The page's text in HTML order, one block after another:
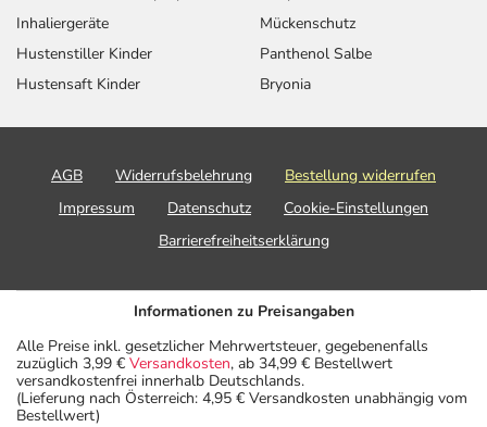
Inhaliergeräte
Hustenstiller Kinder
Hustensaft Kinder
Mückenschutz
Panthenol Salbe
Bryonia
AGB Widerrufsbelehrung
Bestellung widerrufen
Impressum
Datenschutz
Cookie-Einstellungen
Barrierefreiheitserklärung
Informationen zu Preisangaben
Alle Preise inkl. gesetzlicher Mehrwertsteuer, gegebenenfalls
zuzüglich 3,99 € Versandkosten, ab 34,99 € Bestellwert
versandkostenfrei innerhalb Deutschlands.
(Lieferung nach Österreich: 4,95 € Versandkosten unabhängig vom
Bestellwert)